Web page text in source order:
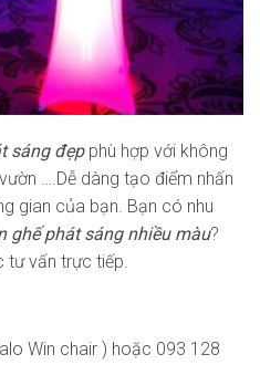
sáng đẹpphù hợp với không
….Dễ dàng tạo điểm nhấn
gian của bạn. Bạn có nhu
ghế phát sáng nhiều màu?
tư vấn trực tiếp.
Win chair ) hoặc 093 128